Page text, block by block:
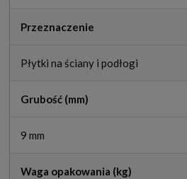
Przeznaczenie
Płytki na ściany i podłogi
Grubość (mm)
9 mm
Waga opakowania (kg)